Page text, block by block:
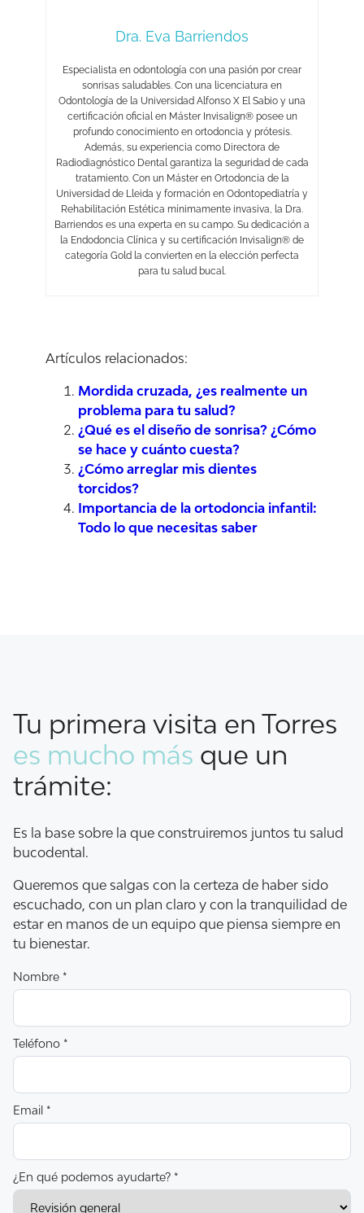
Dra. Eva Barriendos
Especialista en odontología con una pasión por crear
sonrisas saludables. Con una licenciatura en
Odontología de la Universidad Alfonso X El Sabio y una
certificación oficial en Máster Invisalign® posee un
profundo conocimiento en ortodoncia y prótesis.
Además, su experiencia como Directora de
Radiodiagnóstico Dental garantiza la seguridad de cada
tratamiento. Con un Máster en Ortodoncia de la
Universidad de Lleida y formación en Odontopediatría y
Rehabilitación Estética mínimamente invasiva, la Dra.
Barriendos es una experta en su campo. Su dedicación a
la Endodoncia Clínica y su certificación Invisalign® de
categoría Gold la convierten en la elección perfecta
para tu salud bucal.
Artículos relacionados:
Mordida cruzada, ¿es realmente un
problema para tu salud?
¿Qué es el diseño de sonrisa? ¿Cómo
se hace y cuánto cuesta?
¿Cómo arreglar mis dientes
torcidos?
Importancia de la ortodoncia infantil:
Todo lo que necesitas saber
Tu primera visita en Torres
es mucho más que un
trámite:
Es la base sobre la que construiremos juntos tu salud
bucodental.
Queremos que salgas con la certeza de haber sido
escuchado, con un plan claro y con la tranquilidad de
estar en manos de un equipo que piensa siempre en
tu bienestar.
Nombre *
Teléfono *
Email *
¿En qué podemos ayudarte? *